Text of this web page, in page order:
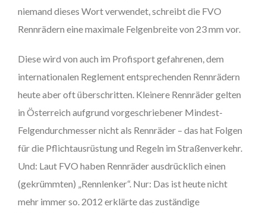
niemand dieses Wort verwendet, schreibt die FVO
Rennrädern eine maximale Felgenbreite von 23 mm vor.
Diese wird von auch im Profisport gefahrenen, dem
internationalen Reglement entsprechenden Rennrädern
heute aber oft überschritten. Kleinere Rennräder gelten
in Österreich aufgrund vorgeschriebener Mindest-
Felgendurchmesser nicht als Rennräder – das hat Folgen
für die Pflichtausrüstung und Regeln im Straßenverkehr.
Und: Laut FVO haben Rennräder ausdrücklich einen
(gekrümmten) „Rennlenker“. Nur: Das ist heute nicht
mehr immer so. 2012 erklärte das zuständige